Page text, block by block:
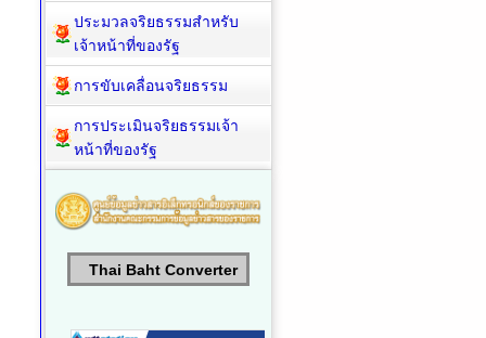
ประมวลจริยธรรมสำหรับ
เจ้าหน้าที่ของรัฐ
การขับเคลื่อนจริยธรรม
การประเมินจริยธรรมเจ้า
หน้าที่ของรัฐ
Thai Baht Converter